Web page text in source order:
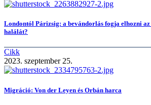
Londontól Párizsig: a bevándorlás fogja elhozni
halálát?
Cikk
2023. szeptember 25.
Migráció: Von der Leyen és Orbán harca